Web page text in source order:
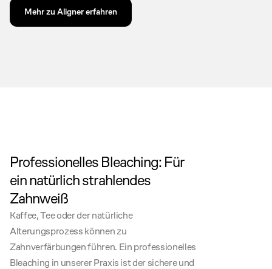
Mehr zu Aligner erfahren
Professionelles Bleaching: Für
ein natürlich strahlendes
Zahnweiß
Kaffee, Tee oder der natürliche
Alterungsprozess können zu
Zahnverfärbungen führen. Ein professionelles
Bleaching in unserer Praxis ist der sichere und